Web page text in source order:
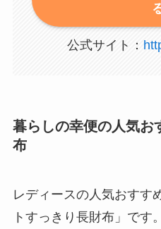
公式サイト：
暮らしの幸便の人気お
布
レディースの人気おすす
トすっきり長財布」です。